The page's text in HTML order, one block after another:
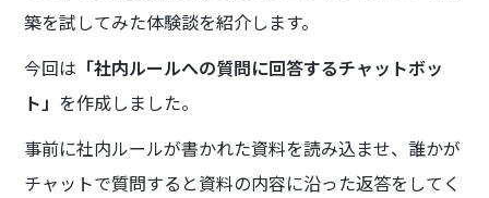
築を試してみた体験談を紹介します。
今回は 「社内ルールへの質問に回答するチャットボッ
ト」 を作成しました。
事前に社内ルールが書かれた資料を読み込ませ、誰かが
チャットで質問すると資料の内容に沿った返答をしてく